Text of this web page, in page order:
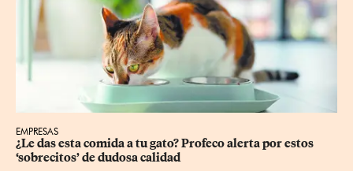
EMPRESAS
¿Le das esta comida a tu gato? Profeco alerta por estos
‘sobrecitos’ de dudosa calidad